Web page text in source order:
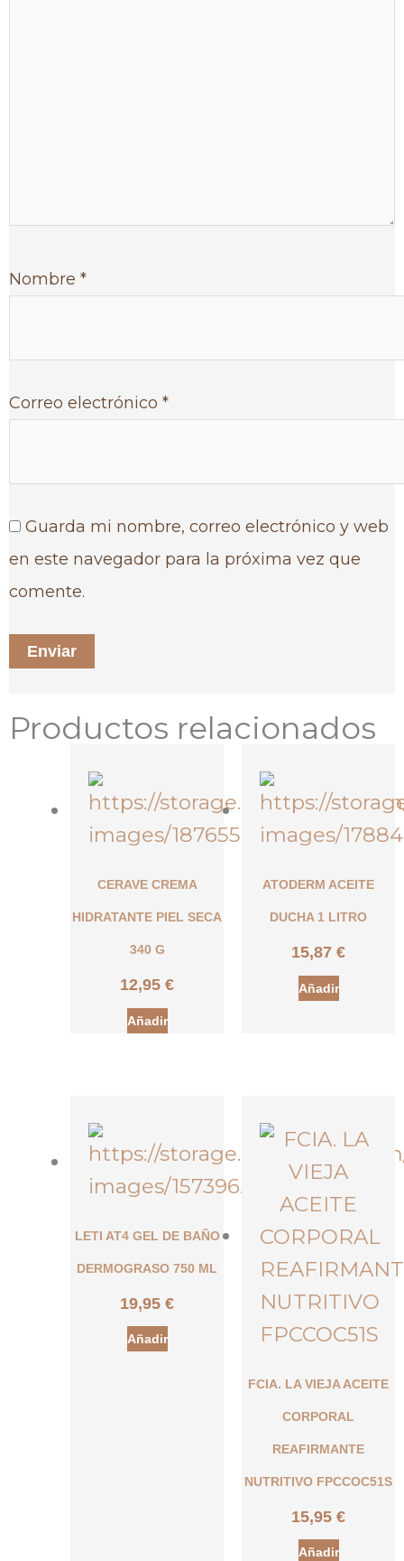
Nombre *
Correo electrónico *
Guarda mi nombre, correo electrónico y web
en este navegador para la próxima vez que
comente.
Productos relacionados
CERAVE CREMA
HIDRATANTE PIEL SECA
340 G
12,95€
Añadir
ATODERM ACEITE
DUCHA 1 LITRO
15,87€
Añadir
LETI AT4 GEL DE BAÑO
DERMOGRASO 750 ML
19,95€
Añadir
FCIA. LA VIEJA ACEITE
CORPORAL
REAFIRMANTE
NUTRITIVO FPCCOC51S
15,95€
Añadir